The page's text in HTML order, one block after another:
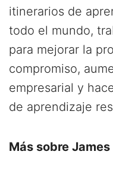
itinerarios de
todo el mundo,
para mejorar la
compromiso,
empresarial y
de aprendizaje
Más sobre